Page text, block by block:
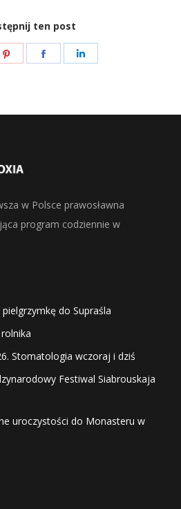
ten post
Share
Share
w Polsce prawosławna
program codziennie w
do Supraśla
Stomatologia wczoraj i dziś
Festiwal Siabrouskaja
uroczystości do Monasteru w